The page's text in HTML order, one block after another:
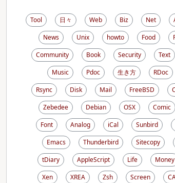
Tool 日々 Web Biz Net
News
Unix howto Food
Community
Book Security Text
Music
Pdoc 生き方 RDoc
Rsync
Disk Mail FreeBSD
Zebedee
Debian OSX Comic
Font
Analog iCal Sunbird
Emacs
Thunderbird Sitecopy
tDiary
AppleScript Life Money
Xen
XREA Zsh Screen